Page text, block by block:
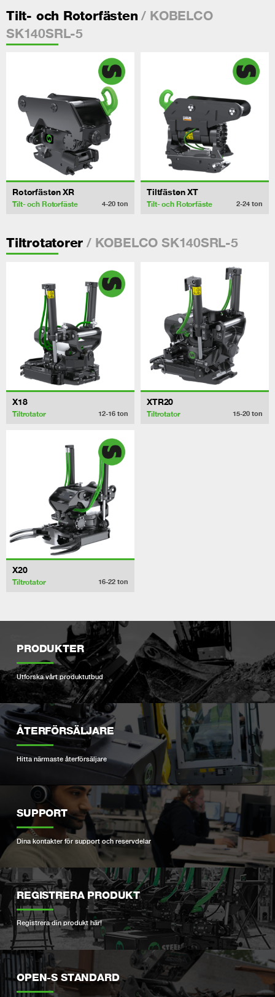
Tilt- och Rotorfästen / KOBELCO
SK140SRL-5
Rotorfästen XR
Tilt- och Rotorfäste 4-20 ton
Tiltfästen XT
Tilt- och Rotorfäste 2-24 ton
Tiltrotatorer / KOBELCO SK140SRL-5
X18
Tiltrotator 12-16 ton
XTR20
Tiltrotator 15-20 ton
X20
Tiltrotator 16-22 ton
PRODUKTER
Utforska vårt produktutbud
ÅTERFÖRSÄLJARE
Hitta närmaste återförsäljare
SUPPORT
Dina kontakter för support och reservdelar
REGISTRERA PRODUKT
Registrera din produkt här!
OPEN-S STANDARD